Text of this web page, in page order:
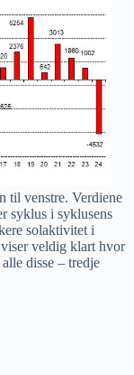
til venstre. Verdiene
syklus i syklusens
solaktivitet i
veldig klart hvor
disse – tredje